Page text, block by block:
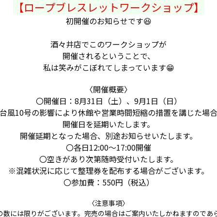
【ロープブレスレットワークショップ】
初開催のお知らせです😆
酒々井店でこのワークショップが
開催されるということで、
私は笑みがこぼれてしまっています😁
〈開催概要〉
〇開催日：8月31日（土）、9月1日（日）
風10号の影響により休館や営業時間短縮の措置を講じた場合
開催日を延期いたします。
開催延期となった場合、別途お知らせいたします。
〇各日12:00～17:00開催
〇空きがあり次第随時受付いたします。
※混雑状況に応じて整理券を配布する場合がございます。
〇参加費：550円（税込）
〈注意事項〉
には限りがございます。完売の場合はご案内いたしかねますのであ